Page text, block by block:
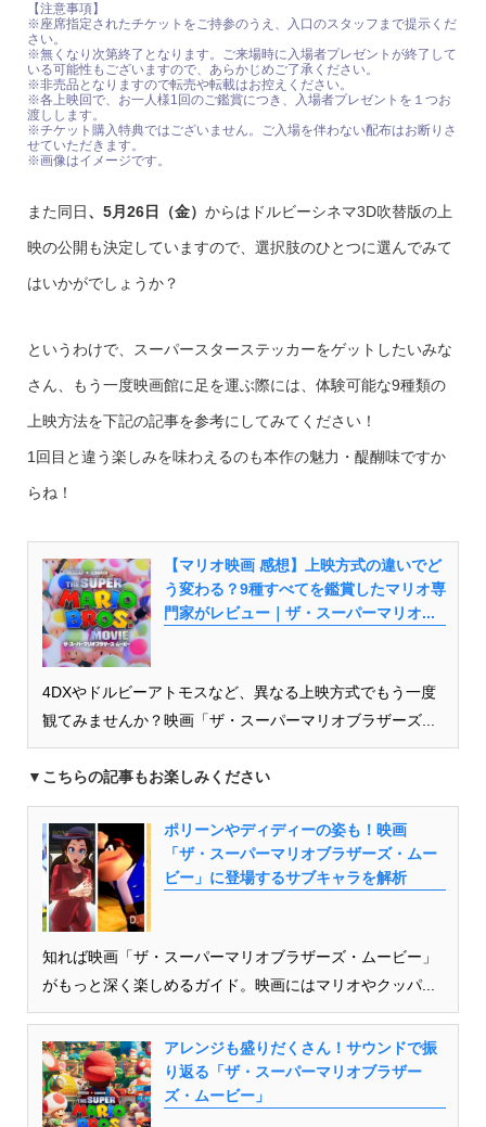
【注意事項】
※座席指定されたチケットをご持参のうえ、入口のスタッフまで提示くだ
さい。
※無くなり次第終了となります。ご来場時に入場者プレゼントが終了して
いる可能性もございますので、あらかじめご了承ください。
※非売品となりますので転売や転載はお控えください。
※各上映回で、お一人様1回のご鑑賞につき、入場者プレゼントを１つお
渡しします。
※チケット購入特典ではございません。ご入場を伴わない配布はお断りさ
せていただきます。
※画像はイメージです。
また同日、5月26日（金） からはドルビーシネマ3D吹替版の上
映の公開も決定していますので、選択肢のひとつに選んでみて
はいかがでしょうか？
というわけで、スーパースターステッカーをゲットしたいみな
さん、もう一度映画館に足を運ぶ際には、体験可能な9種類の
上映方法を下記の記事を参考にしてみてください！
1回目と違う楽しみを味わえるのも本作の魅力・醍醐味ですか
らね！
【マリオ映画 感想】上映方式の違いでど
う変わる？9種すべてを鑑賞したマリオ専
門家がレビュー｜ザ・スーパーマリオ...
4DXやドルビーアトモスなど、異なる上映方式でもう一度
観てみませんか？映画「ザ・スーパーマリオブラザーズ...
▼こちらの記事もお楽しみください
ポリーンやディディーの姿も！映画
「ザ・スーパーマリオブラザーズ・ムー
ビー」に登場するサブキャラを解析
知れば映画「ザ・スーパーマリオブラザーズ・ムービー」
がもっと深く楽しめるガイド。映画にはマリオやクッパ...
アレンジも盛りだくさん！サウンドで振
り返る「ザ・スーパーマリオブラザー
ズ・ムービー」